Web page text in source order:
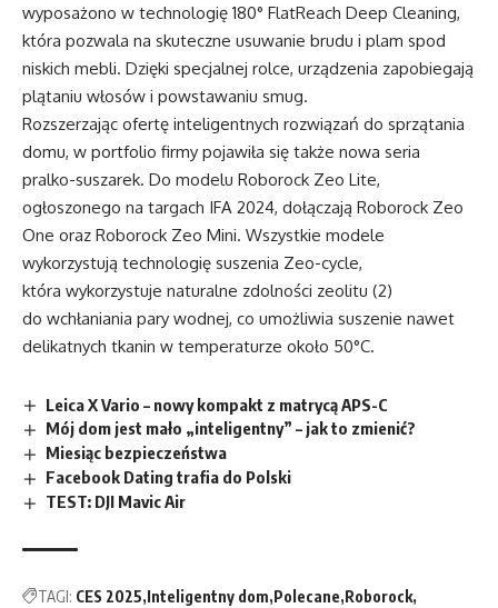
wyposażono w technologię 180° FlatReach Deep Cleaning,
która pozwala na skuteczne usuwanie brudu i plam spod
niskich mebli. Dzięki specjalnej rolce, urządzenia zapobiegają
plątaniu włosów i powstawaniu smug.
Rozszerzając ofertę inteligentnych rozwiązań do sprzątania
domu, w portfolio firmy pojawiła się także nowa seria
pralko-suszarek. Do modelu Roborock Zeo Lite,
ogłoszonego na targach IFA 2024, dołączają Roborock Zeo
One oraz Roborock Zeo Mini. Wszystkie modele
wykorzystują technologię suszenia Zeo-cycle,
która wykorzystuje naturalne zdolności zeolitu (2)
do wchłaniania pary wodnej, co umożliwia suszenie nawet
delikatnych tkanin w temperaturze około 50°C.
Leica X Vario – nowy kompakt z matrycą APS-C
Mój dom jest mało „inteligentny” – jak to zmienić?
Miesiąc bezpieczeństwa
Facebook Dating trafia do Polski
TEST: DJI Mavic Air
TAGI: CES 2025 Inteligentny dom Polecane Roborock